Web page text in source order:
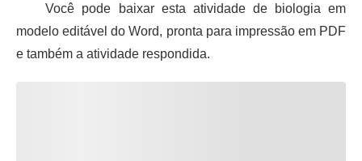
Você pode baixar esta atividade de biologia em
modelo editável do Word, pronta para impressão em PDF
e também a atividade respondida.